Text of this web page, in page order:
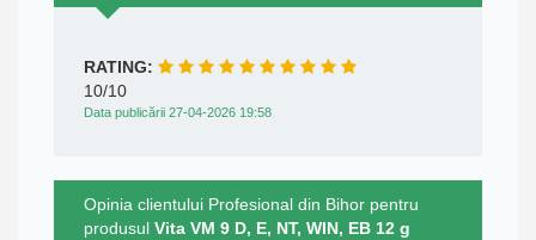
RATING:
10/10
Data publicării 27-04-2026 19:58
Opinia clientului Profesional din Bihor pentru
produsul Vita VM 9 D, E, NT, WIN, EB 12 g